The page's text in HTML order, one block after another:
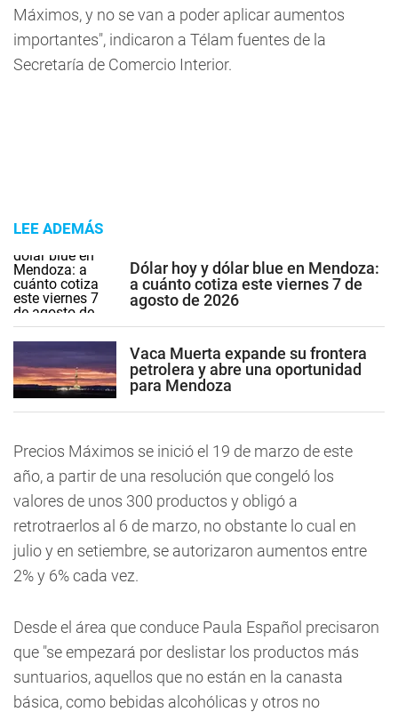
Máximos, y no se van a poder aplicar aumentos
importantes", indicaron a Télam fuentes de la
Secretaría de Comercio Interior.
LEE ADEMÁS
Dólar hoy y dólar blue en Mendoza:
a cuánto cotiza este viernes 7 de
agosto de 2026
Vaca Muerta expande su frontera
petrolera y abre una oportunidad
para Mendoza
Precios Máximos se inició el 19 de marzo de este
año, a partir de una resolución que congeló los
valores de unos 300 productos y obligó a
retrotraerlos al 6 de marzo, no obstante lo cual en
julio y en setiembre, se autorizaron aumentos entre
2% y 6% cada vez.
Desde el área que conduce Paula Español precisaron
que "se empezará por deslistar los productos más
suntuarios, aquellos que no están en la canasta
básica, como bebidas alcohólicas y otros no